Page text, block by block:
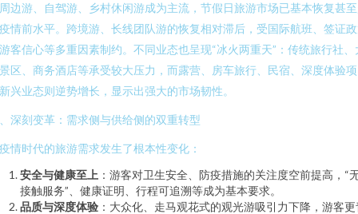
边游、自驾游、乡村休闲游成为主流，节假日旅游市场已基本恢复甚
情前水平。跨境游、长线团队游的恢复相对滞后，受国际航班、签证
客信心等多重因素制约。不同业态也呈现“冰火两重天”：传统旅行社、
区、商务酒店等承受较大压力，而露营、房车旅行、民宿、深度体验
兴业态则逆势增长，显示出强大的市场韧性。
深刻变革：需求侧与供给侧的双重转型
情时代的旅游需求发生了根本性变化：
安全与健康至上 ：游客对卫生安全、防疫措施的关注度空前提高，“
接触服务”、健康证明、行程可追溯等成为基本要求。
品质与深度体验 ：大众化、走马观花式的观光游吸引力下降，游客更